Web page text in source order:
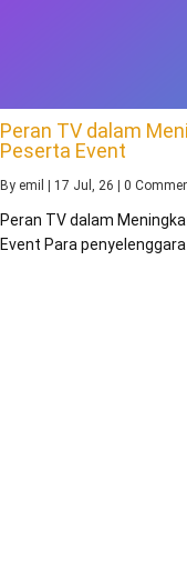
Peran TV dalam
Peserta Event
By emil 17 Jul, 26 0
Peran TV dalam
Event Para penyelenggara